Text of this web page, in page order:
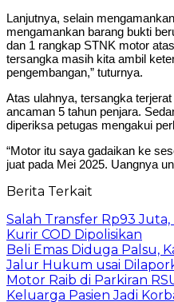
Lanjutnya, selain
mengamankan barang bukti
dan 1 rangkap STNK motor
tersangka masih kita ambil
pengembangan,” tuturnya.
Atas ulahnya, tersangka
ancaman 5 tahun penjara.
diperiksa petugas mengakui
“Motor itu saya gadaikan ke
juat pada Mei 2025. Uangnya
Berita Terkait
Salah Transfer Rp93
Kurir COD Dipolisikan
Beli Emas Diduga Palsu,
Jalur Hukum usai
Motor Raib di Parkiran
Keluarga Pasien Jadi